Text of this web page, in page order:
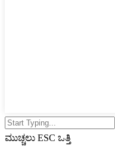
ಮುಚ್ಚಲು ESC ಒತ್ತಿ